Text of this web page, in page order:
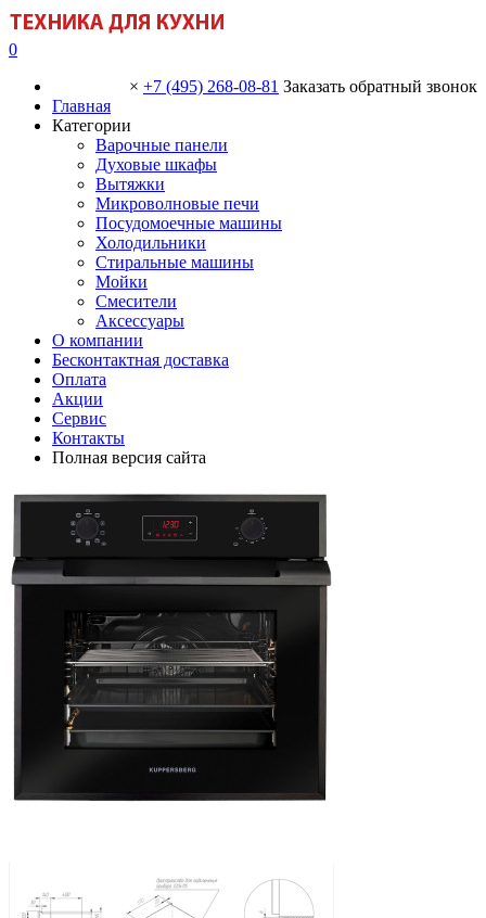
0
× +7 (495) 268-08-81 Заказать обратный звонок
Главная
Категории
Варочные панели
Духовые шкафы
Вытяжки
Микроволновые печи
Посудомоечные машины
Холодильники
Стиральные машины
Мойки
Смесители
Аксессуары
О компании
Бесконтактная доставка
Оплата
Акции
Сервис
Контакты
Полная версия сайта